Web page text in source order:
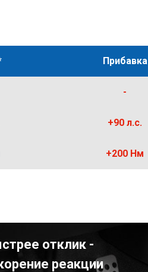
Прибавка
-
+90 л.с.
+200 Нм
отклик -
реакции